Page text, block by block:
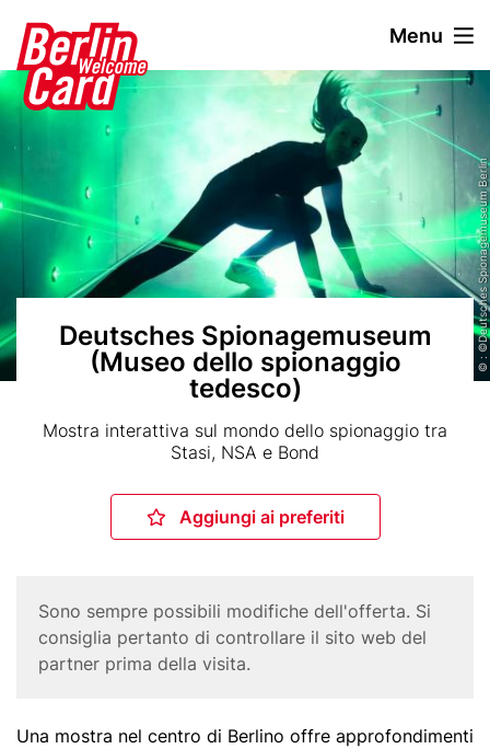
l
t
a
c
o
n
u
t
Menu
Header
image
© : ©Deutsches Spionagemuseum Berlin
Deutsches Spionagemuseum
(Museo dello spionaggio
tedesco)
Subtitle
Mostra interattiva sul mondo dello spionaggio tra
Stasi, NSA e Bond
Aggiungi ai preferiti
Aggiungi ai preferiti
Corona
Disclaimer
Sono sempre possibili modifiche dell'offerta. Si
consiglia pertanto di controllare il sito web del
partner prima della visita.
Body
Una mostra nel centro di Berlino offre approfondimenti